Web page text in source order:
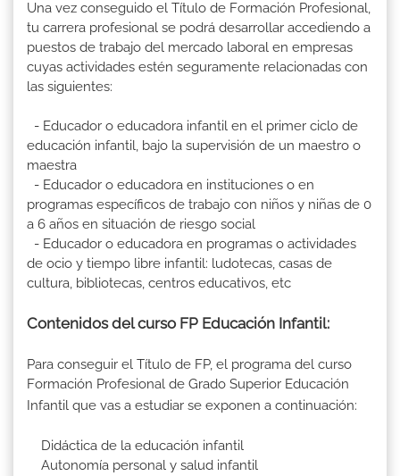
Una vez conseguido el Título de Formación Profesional,
tu carrera profesional se podrá desarrollar accediendo a
puestos de trabajo del mercado laboral en empresas
cuyas actividades estén seguramente relacionadas con
las siguientes:
- Educador o educadora infantil en el primer ciclo de
educación infantil, bajo la supervisión de un maestro o
maestra
- Educador o educadora en instituciones o en
programas específicos de trabajo con niños y niñas de 0
a 6 años en situación de riesgo social
- Educador o educadora en programas o actividades
de ocio y tiempo libre infantil: ludotecas, casas de
cultura, bibliotecas, centros educativos, etc
Contenidos del curso FP Educación Infantil:
Para conseguir el Título de FP, el programa del curso
Formación Profesional de Grado Superior Educación
Infantil que vas a estudiar se exponen a continuación:
Didáctica de la educación infantil
Autonomía personal y salud infantil